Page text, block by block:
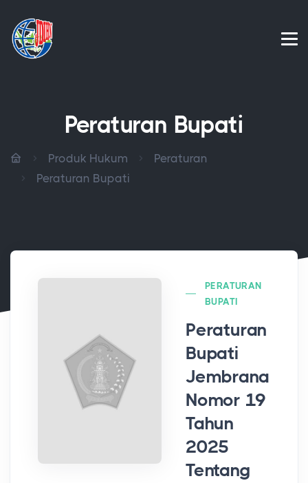
Peraturan Bupati
Produk Hukum
Peraturan
Peraturan Bupati
PERATURAN
BUPATI
Peraturan
Bupati
Jembrana
Nomor 19
Tahun
2025
Tentang